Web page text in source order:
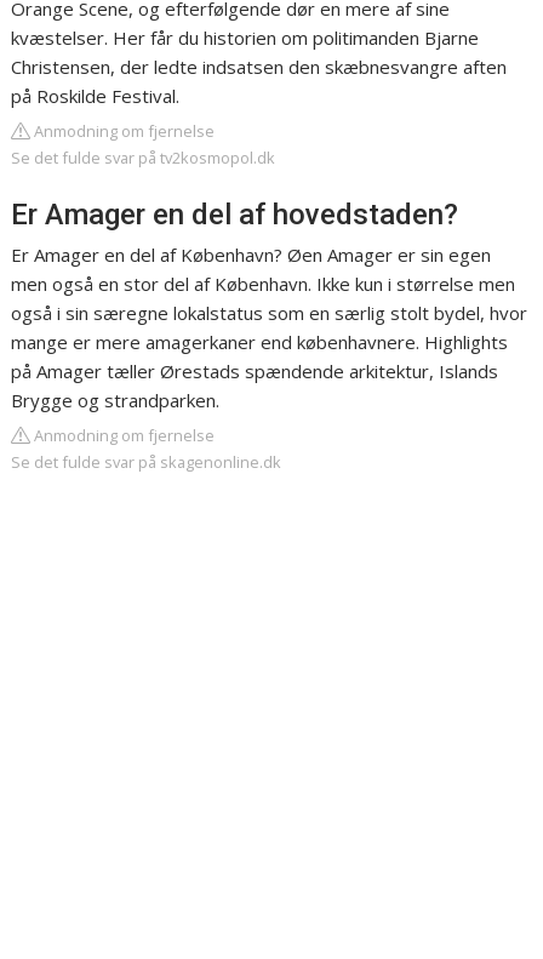
Orange Scene, og efterfølgende dør en mere af sine
kvæstelser. Her får du historien om politimanden Bjarne
Christensen, der ledte indsatsen den skæbnesvangre aften
på Roskilde Festival.
Anmodning om fjernelse
Se det fulde svar på tv2kosmopol.dk
Er Amager en del af hovedstaden?
Er Amager en del af København? Øen Amager er sin egen
men også en stor del af København. Ikke kun i størrelse men
også i sin særegne lokalstatus som en særlig stolt bydel, hvor
mange er mere amagerkaner end københavnere. Highlights
på Amager tæller Ørestads spændende arkitektur, Islands
Brygge og strandparken.
Anmodning om fjernelse
Se det fulde svar på skagenonline.dk